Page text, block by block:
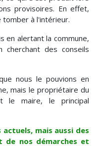
provisoires. En effet,
tomber à l'intérieur.
en alertant la commune,
des conseils
nous le pouvions en
mais le propriétaire du
le maire, le principal
mais aussi des
nos démarches et